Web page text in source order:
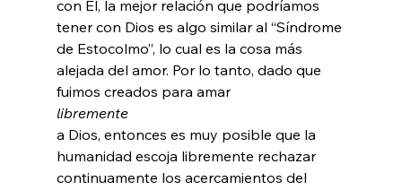
con Él, la mejor relación que podríamos
tener con Dios es algo similar al “Síndrome
de Estocolmo”, lo cual es la cosa más
alejada del amor. Por lo tanto, dado que
fuimos creados para amar
libremente
a Dios, entonces es muy posible que la
humanidad escoja libremente rechazar
continuamente los acercamientos del